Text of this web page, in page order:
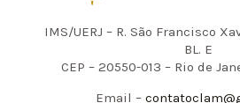
IMS/UERJ – R. São Francisco
BL. E
CEP – 20550-013 – Rio de
Email –